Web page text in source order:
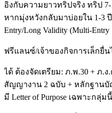
อิงกับความยาวทริปจริง ทริป
หากมุ่งหวังกลับมาบ่อยใน 1-3 ปี
Entry/Long Validity (Multi-Entry
ฟรีแลนซ์/เจ้าของกิจการเล็กยื่น
ได้ ต้องจัดเตรียม: ภ.พ.30 + ภ.ง
สัญญางาน 2 ฉบับ + หลักฐาน
มี Letter of Purpose เฉพาะก